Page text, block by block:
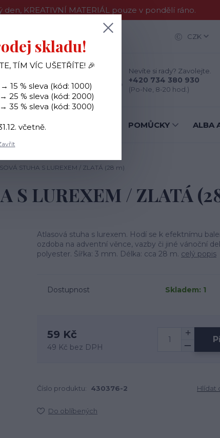
den, KREATIVNÍ MATERIÁL pouze v pondělí ráno.
CZK
Nevíte si rady? Zavolejte.
+420 734 380 930
(Po-Ne, 8-20 hod.)
RAZÍTKA POMŮCKY ALBA
STUHA S LUREXEM / ZLATÁ (28 m)
S LUREXEM / ZLATÁ
Atlasová stuha s lurexem. Hodí se k efektnímu
ozdoba na adventní věnce, vazby či jiné vánoční
polyester. Šířka: 3 mm. Délka: cca 28 m. celý popis
Dostupnost Skladem: 1
59 Kč
49 Kč bez DPH
Číslo produktu: 430376-2 Hlídat
Do oblíbených
skladu!
TÍM VÍC UŠETŘÍTE! 🎉
15 % sleva (kód: 1000)
25 % sleva (kód: 2000)
35 % sleva (kód: 3000)
včetně.